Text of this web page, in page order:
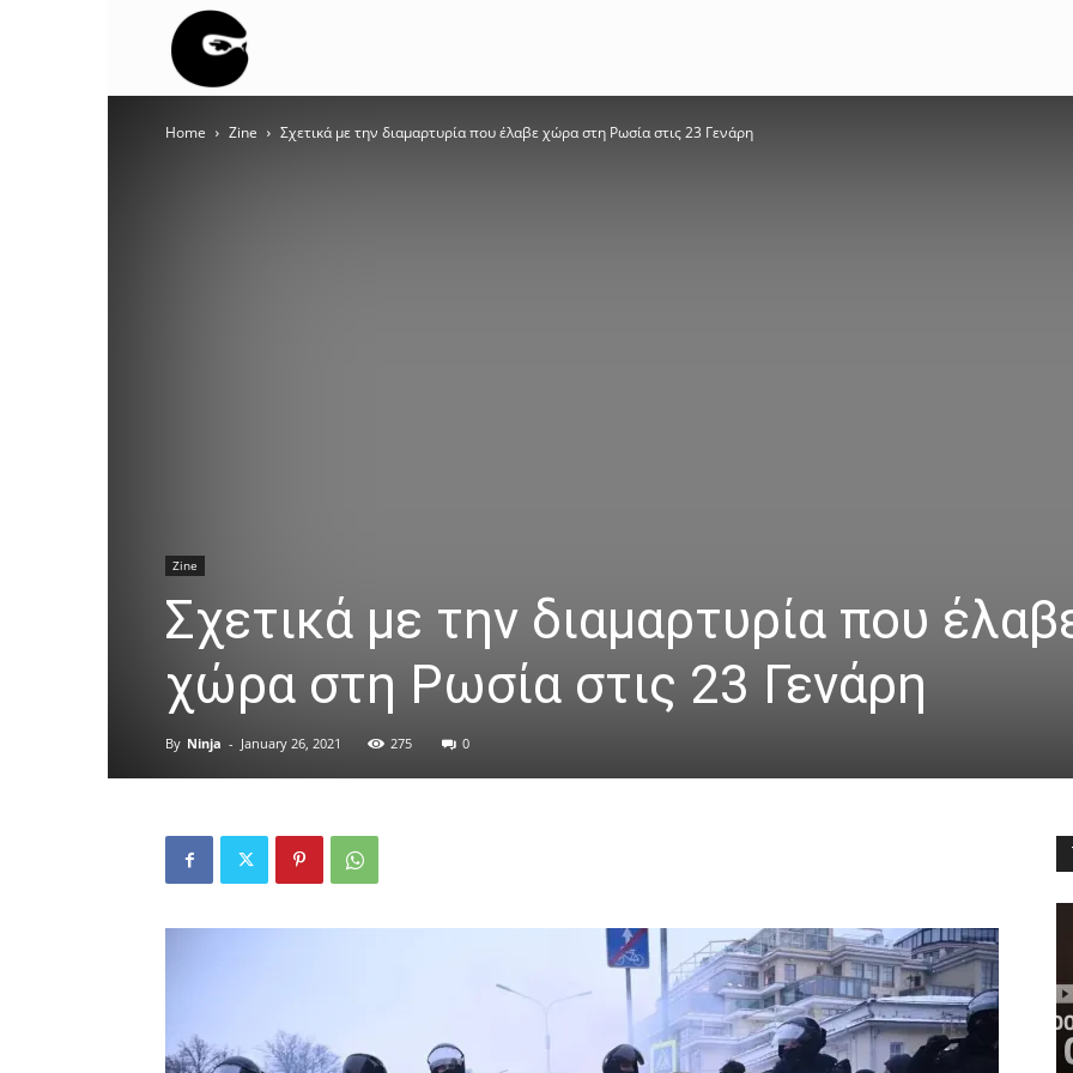
BLOC
Home Zine Σχετικά με την διαμαρτυρία που έλαβε χώρα στη Ρωσία στις 23 Γενάρη
Zine
Σχετικά με την διαμαρτυρία που
χώρα στη Ρωσία στις 23 Γενάρη
By Ninja - January 26, 2021 275 0